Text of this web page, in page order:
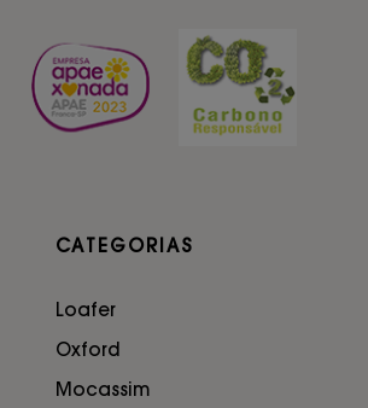
CATEGORIAS
Loafer
Oxford
Mocassim